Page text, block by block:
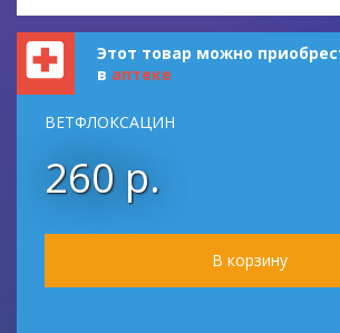
Этот товар можно
в аптеке
ВЕТФЛОКСАЦИН
260 р.